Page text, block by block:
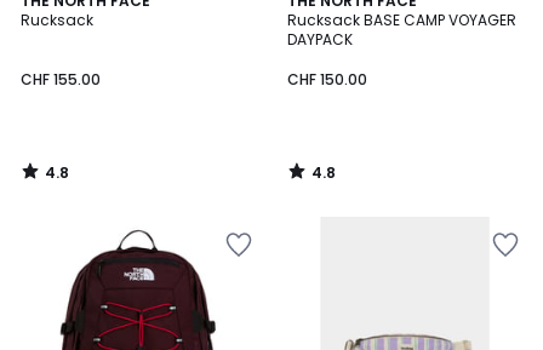
Rucksack
CHF 155.00
/ 5
4.8
/
Rucksack BASE CAMP VOYAGER
DAYPACK
CHF 150.00
/ 5
4.8
/